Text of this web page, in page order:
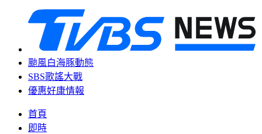
颱風白海豚動態
SBS歌謠大戰
優惠好康情報
首頁
即時